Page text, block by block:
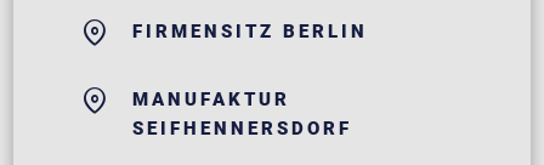
FIRMENSITZ BERLIN
MANUFAKTUR
SEIFHENNERSDORF